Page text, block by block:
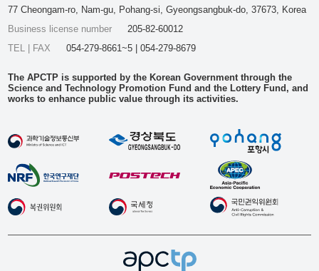
77 Cheongam-ro, Nam-gu, Pohang-si, Gyeongsangbuk-do, 37673, Korea
Business license number
205-82-60012
TEL | FAX
054-279-8661~5 | 054-279-8679
The APCTP is supported by the Korean Government through the
Science and Technology Promotion Fund and the Lottery Fund, and
works to enhance public value through its activities.